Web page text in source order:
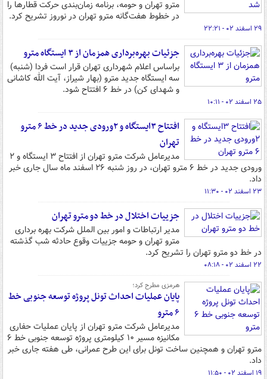
مترو تهران و حومه، برنامه زمان‌بندی حرکت قطارها را
در خطوط هفت‌گانه مترو تهران در نوروز تشریح کرد.
۲۹ اسفند ۰۲ - ۲۲:۲۱
جزئیات بهره‌برداری همزمان از ۳ ایستگاه مترو
براساس اعلام شهرداری تهران قرار است فردا (شنبه)
سه ایستگاه جدید مترو (بهار شیراز، آیت الله کاشانی
و شهدای کن) در خط ۶ افتتاح شود.
۲۵ اسفند ۰۲ - ۱۰:۱۱
افتتاح ۳ایستگاه و ۲ورودی جدید در خط ۶ مترو
تهران
مدیرعامل شرکت مترو تهران از افتتاح ۳ ایستگاه و ۲
ورودی جدید در خط ۶ مترو تهران، در روز شنبه ۲۶ اسفند ماه سال جاری خبر
داد.
۲۳ اسفند ۰۲ - ۱۱:۳۰
جزییات اختلال در خط دو مترو تهران
مدیر ارتباطات و امور بین الملل شرکت بهره برداری
مترو تهران و حومه جزییات وقوع حادثه شب گذشته
در خط دو مترو تهران را تشریح کرد.
۲۲ اسفند ۰۲ - ۰۸:۱۸
هرمزی مطرح کرد؛
پایان عملیات احداث تونل پروژه توسعه جنوبی خط
۶ مترو
مدیرعامل شرکت مترو تهران از پایان عملیات حفاری
مکانیزه مسیر ۱۰ کیلومتری پروژه توسعه جنوبی خط ۶
مترو تهران و همچنین ساخت تونل برای این طرح عمرانی، طی هفته جاری خبر
داد.
۱۹ اسفند ۰۲ - ۱۱:۵۰